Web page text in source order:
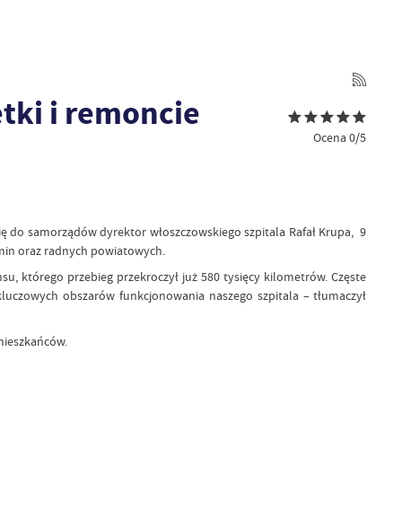
i remoncie
Ocena 0/5
do samorządów dyrektor włoszczowskiego szpitala Rafał Krupa, 9
oraz radnych powiatowych.
którego przebieg przekroczył już 580 tysięcy kilometrów. Częste
obszarów funkcjonowania naszego szpitala – tłumaczył